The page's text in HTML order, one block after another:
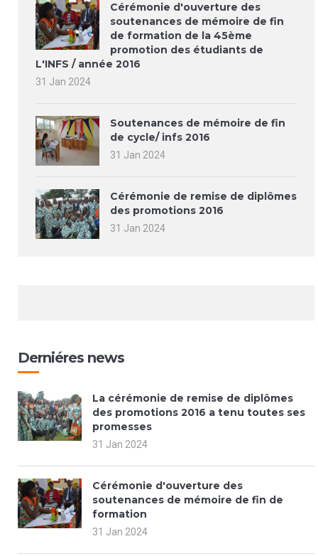
Cérémonie d'ouverture des
soutenances de mémoire de fin
de formation de la 45ème
promotion des étudiants de
L'INFS / année 2016
31 Jan 2024
Soutenances de mémoire de fin
de cycle/ infs 2016
31 Jan 2024
Cérémonie de remise de diplômes
des promotions 2016
31 Jan 2024
Derniéres news
La cérémonie de remise de diplômes
des promotions 2016 a tenu toutes ses
promesses
31 Jan 2024
Cérémonie d'ouverture des
soutenances de mémoire de fin de
formation
31 Jan 2024